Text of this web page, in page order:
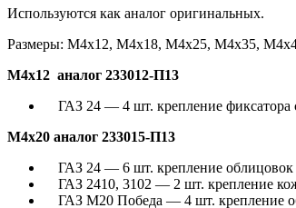
Используются как аналог оригинальных.
Размеры: М4х12, М4х18, М4х25, М4х35,
М4х12 аналог 233012-П13
ГАЗ 24 — 4 шт. крепление фиксатора
М4х20 аналог 233015-П13
ГАЗ 24 — 6 шт. крепление облицовок
ГАЗ 2410, 3102 — 2 шт. крепление
ГАЗ М20 Победа — 4 шт. крепление